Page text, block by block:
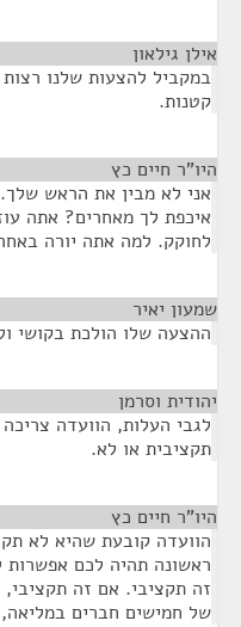
אילן גילאון
במקביל להצעות שלנו
קטנות.
היו"ר חיים כץ
אני לא מבין את הראש
איכפת לך מאחרים? אתה
לחוקק. למה אתה יורה
שמעון יאיר
ההצעה שלו הולכת בקושי
יהודית וסרמן
לגבי העלות, הוועדה
תקציבית או לא.
היו"ר חיים כץ
הוועדה קובעת שהיא לא
ראשונה תהיה לכם אפשרות
זה תקציבי. אם זה
של חמישים חברים במליאה,